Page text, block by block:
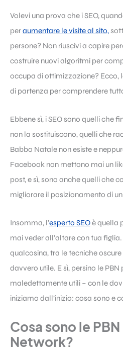
Volevi una prova che i SEO,
peraumentare le visite al sito,
persone? Non riuscivi a capire
costruire nuovi algoritmi per
occupa di ottimizzazione? Ecco,
di partenza per comprendere
Ebbene sì, i SEO sono quelli che
non la sostituiscono, quelli che
Babbo Natale non esiste e
Facebook non mettono mai un
post, e sì, sono anche quelli che
migliorare il posizionamento di un
Insomma, l’esperto SEOè quella
mai veder all’altare con tua
qualcosina, tra le tecniche oscure
davvero utile. E sì, persino le
maledettamente utili – con le
iniziamo dall’inizio: cosa sono e
Cosa sono le
Network?